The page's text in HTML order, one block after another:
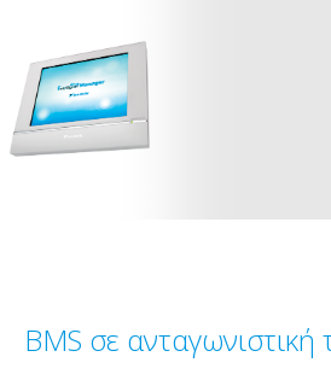
BMS σε ανταγωνιστική